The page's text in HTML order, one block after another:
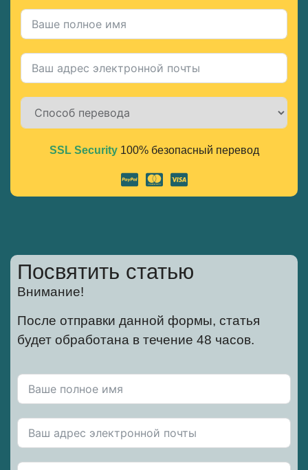
Alternative:
SSL Security100% безопасный перевод
Посвятить статью
Внимание!
После отправки данной формы, статья
будет обработана в течение 48 часов.